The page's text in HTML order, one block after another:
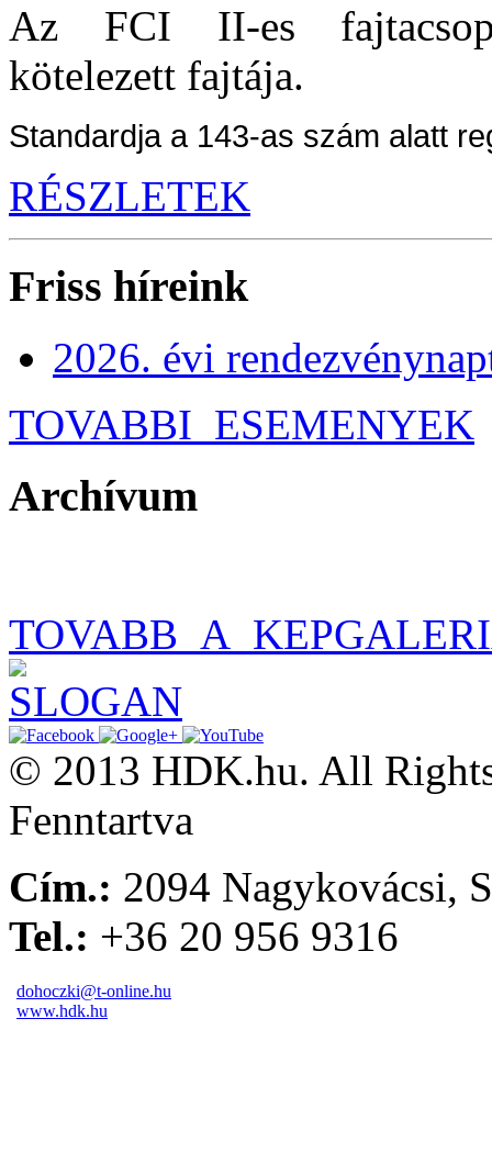
Az FCI II-es
kötelezett fajtája.
Standardja a 143-as szám alatt
RÉSZLETEK
Friss híreink
2026. évi
TOVABBI_ESEMENYEK
Archívum
© 2013 HDK.hu. All
Fenntartva
Cím.: 2094 Nagykovácsi,
Tel.: +36 20 956 9316
dohoczki@t-online.hu
www.hdk.hu